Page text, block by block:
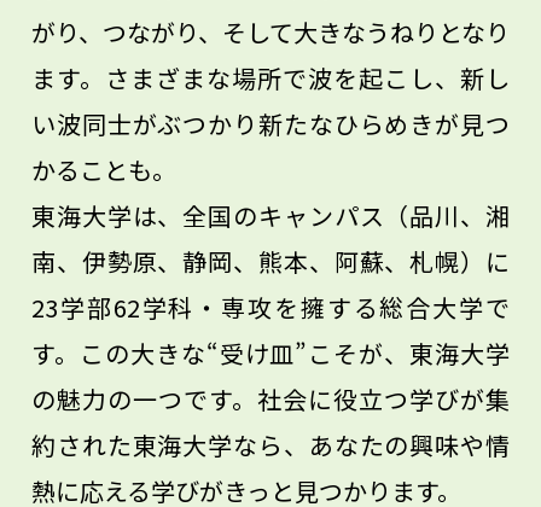
がり、つながり、そして大きなうねりとなり
ます。さまざまな場所で波を起こし、新し
い波同士がぶつかり新たなひらめきが見つ
かることも。
東海大学は、全国のキャンパス（品川、湘
南、伊勢原、静岡、熊本、阿蘇、札幌）に
23学部62学科・専攻を擁する総合大学で
す。この大きな“受け皿”こそが、東海大学
の魅力の一つです。社会に役立つ学びが集
約された東海大学なら、あなたの興味や情
熱に応える学びがきっと見つかります。